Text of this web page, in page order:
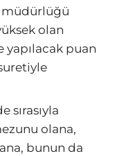
müdürlüğü
olan
yapılacak puan
sırasıyla
olana,
bunun da